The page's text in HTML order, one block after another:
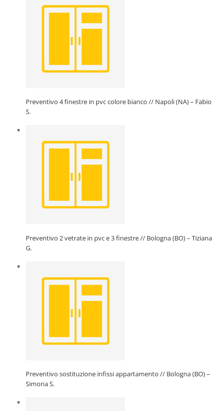
Preventivo 4 finestre in pvc colore bianco // Napoli (NA) – Fabio
S.
Preventivo 2 vetrate in pvc e 3 finestre // Bologna (BO) – Tiziana
G.
Preventivo sostituzione infissi appartamento // Bologna (BO) –
Simona S.